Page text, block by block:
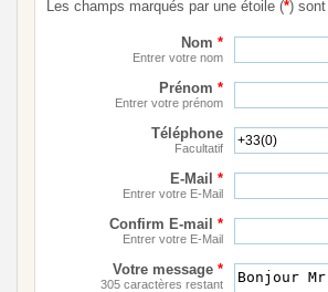
Les champs marqués par une étoile (*)
Nom *
Entrer votre nom
Prénom *
Entrer votre prénom
Téléphone
Facultatif
E-Mail *
Entrer votre E-Mail
Confirm E-mail *
Entrer votre E-Mail
Votre message *
305 caractères restant